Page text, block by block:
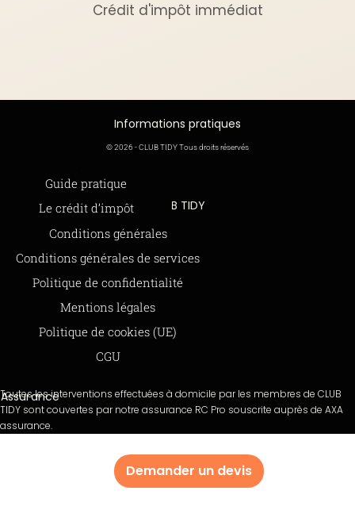
Crédit d'impôt immédiat
Informations pratiques
Guide pratique
Le crédit d’impôt
Offre de parrainage 50-50
FAQ
BLOG
© 2026 - CLUB TIDY Tous droits réservés
Informations légales
Conditions générales
Conditions générales de services
Politique de confidentialité
Mentions légales
Politique de cookies (UE)
CGU
CLUB TIDY
SAS CLUB TIDY
165 Avenue de Bretagne
979 480 886 RCS LILLE Métropole
SAP / 979480886 Acte 2023-140
Moyens de paiements
Paiements sécurisés via STRIPE
Assurance
Toutes les interventions effectuées à domicile par les membres de CLUB
TIDY sont couvertes par notre assurance RC Pro souscrite auprès de AXA
assurance.
Demander un devis